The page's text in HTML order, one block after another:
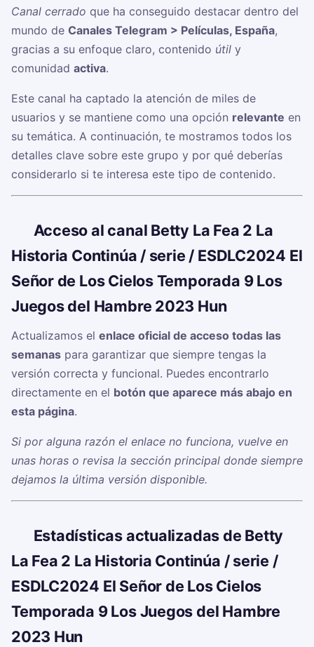
Canal cerrado que ha conseguido destacar dentro del
mundo de Canales Telegram > Películas, España,
gracias a su enfoque claro, contenido útil y
comunidad activa.
Este canal ha captado la atención de miles de
usuarios y se mantiene como una opción relevante en
su temática. A continuación, te mostramos todos los
detalles clave sobre este grupo y por qué deberías
considerarlo si te interesa este tipo de contenido.
Acceso al canal Betty La Fea 2 La
Historia Continúa / serie / ESDLC2024 El
Señor de Los Cielos Temporada 9 Los
Juegos del Hambre 2023 Hun
Actualizamos el enlace oficial de acceso todas las
semanas para garantizar que siempre tengas la
versión correcta y funcional. Puedes encontrarlo
directamente en el botón que aparece más abajo en
esta página.
Si por alguna razón el enlace no funciona, vuelve en
unas horas o revisa la sección principal donde siempre
dejamos la última versión disponible.
Estadísticas actualizadas de Betty
La Fea 2 La Historia Continúa / serie /
ESDLC2024 El Señor de Los Cielos
Temporada 9 Los Juegos del Hambre
2023 Hun